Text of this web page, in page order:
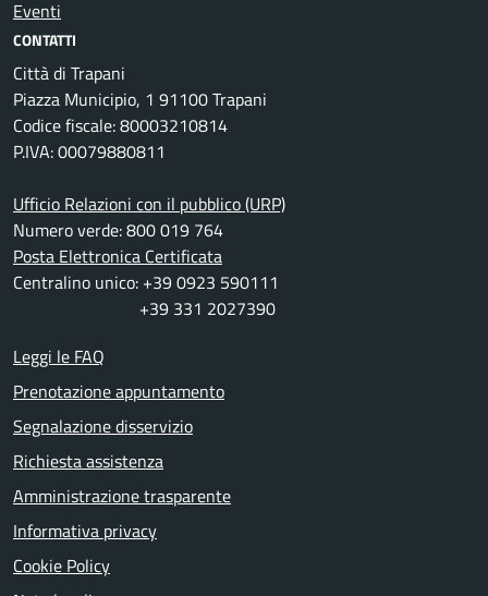
Eventi
CONTATTI
Città di Trapani
Piazza Municipio, 1 91100 Trapani
Codice fiscale: 80003210814
P.IVA: 00079880811
Ufficio Relazioni con il pubblico (URP)
Numero verde: 800 019 764
Posta Elettronica Certificata
Centralino unico: +39 0923 590111
+39 331 2027390
Leggi le FAQ
Prenotazione appuntamento
Segnalazione disservizio
Richiesta assistenza
Amministrazione trasparente
Informativa privacy
Cookie Policy